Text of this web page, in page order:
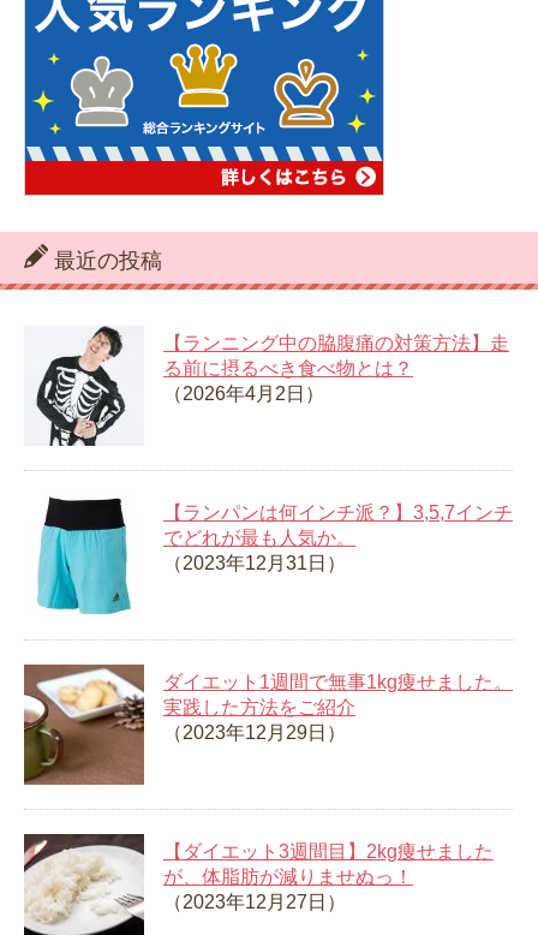
最近の投稿
【ランニング中の脇腹痛の対策方法】走
る前に摂るべき食べ物とは？
（2026年4月2日）
【ランパンは何インチ派？】3,5,7インチ
でどれが最も人気か。
（2023年12月31日）
ダイエット1週間で無事1kg痩せました。
実践した方法をご紹介
（2023年12月29日）
【ダイエット3週間目】2kg痩せました
が、体脂肪が減りませぬっ！
（2023年12月27日）